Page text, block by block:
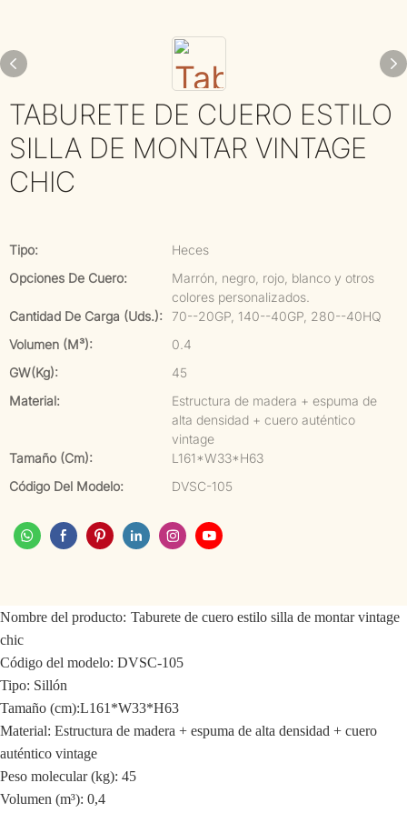
TABURETE DE CUERO ESTILO
SILLA DE MONTAR VINTAGE
CHIC
Tipo:
Heces
Opciones De Cuero:
Marrón, negro, rojo, blanco y otros
colores personalizados.
Cantidad De Carga (uds.):
70--20GP, 140--40GP, 280--40HQ
Volumen (m³):
0.4
GW(kg):
45
Material:
Estructura de madera + espuma de
alta densidad + cuero auténtico
vintage
Tamaño (cm):
L161*W33*H63
Código Del Modelo:
DVSC-105
Nombre del producto: Taburete de cuero estilo silla de montar vintage
chic
Código del modelo: DVSC-105
Tipo: Sillón
Tamaño (cm):L161*W33*H63
Material: Estructura de madera + espuma de alta densidad + cuero
auténtico vintage
Peso molecular (kg): 45
Volumen (m³): 0,4